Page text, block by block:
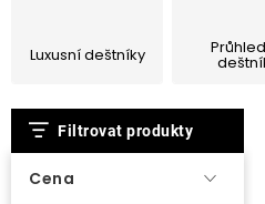
O nás
Luxusní deštníky
Filtrovat produkty
Cena
V
ý